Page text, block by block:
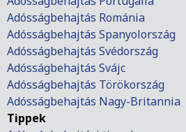
Adósságbehajtás Románia
Adósságbehajtás Spanyolország
Adósságbehajtás Svédország
Adósságbehajtás Svájc
Adósságbehajtás Törökország
Adósságbehajtás Nagy-Britannia
Tippek